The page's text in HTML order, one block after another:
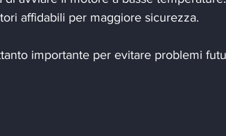
affidabili per maggiore sicurezza.
importante per evitare problemi